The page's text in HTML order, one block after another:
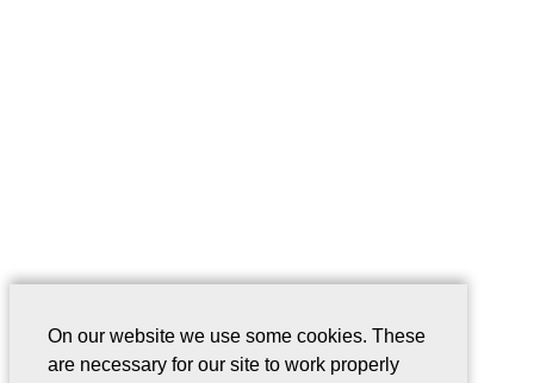
On our website we use some cookies. These
are necessary for our site to work properly